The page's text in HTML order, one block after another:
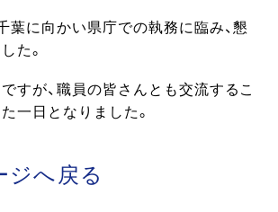
葉に向かい県庁での執務に臨み、懇
た。
すが、職員の皆さんとも交流するこ
一日となりました。
ジへ戻る